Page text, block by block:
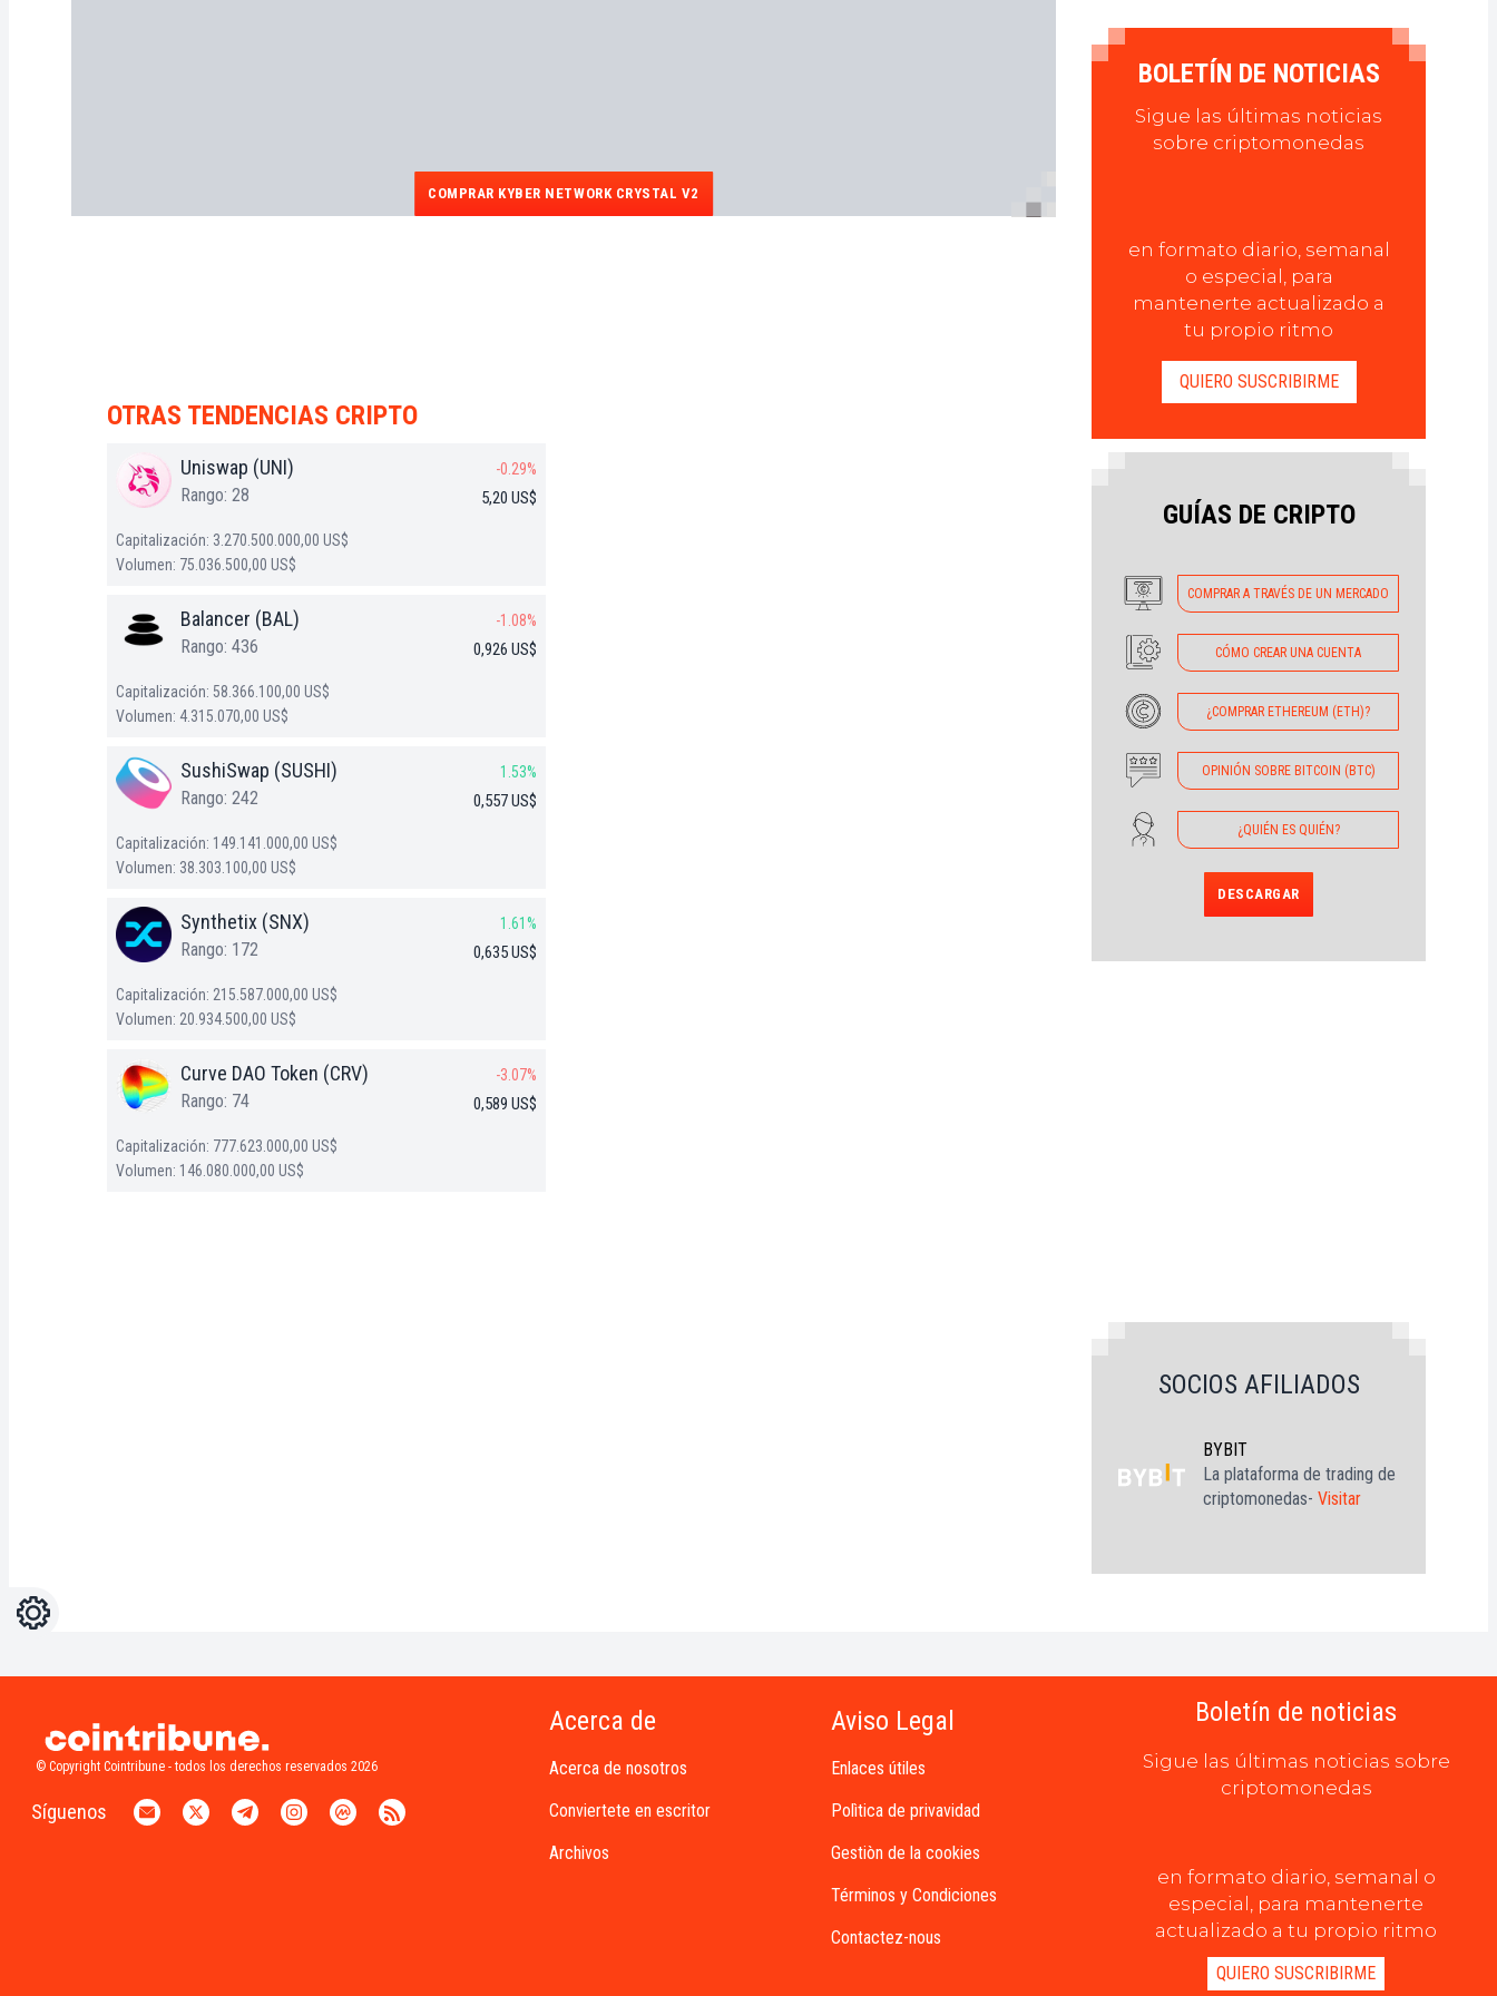
COMPRAR KYBER NETWORK CRYSTAL V2
OTRAS TENDENCIAS CRIPTO
Uniswap (UNI)
Rango: 28
-0.29%
5,20 US$
Capitalización: 3.270.500.000,00 US$
Volumen: 75.036.500,00 US$
Balancer (BAL)
Rango: 436
-1.08%
0,926 US$
Capitalización: 58.366.100,00 US$
Volumen: 4.315.070,00 US$
SushiSwap (SUSHI)
Rango: 242
1.53%
0,557 US$
Capitalización: 149.141.000,00 US$
Volumen: 38.303.100,00 US$
Synthetix (SNX)
Rango: 172
1.61%
0,635 US$
Capitalización: 215.587.000,00 US$
Volumen: 20.934.500,00 US$
Curve DAO Token (CRV)
Rango: 74
-3.07%
0,589 US$
Capitalización: 777.623.000,00 US$
Volumen: 146.080.000,00 US$
BOLETÍN DE NOTICIAS
Sigue las últimas noticias
sobre criptomonedas
en formato diario, semanal
o especial, para
mantenerte actualizado a
tu propio ritmo
QUIERO SUSCRIBIRME
GUÍAS DE CRIPTO
COMPRAR A TRAVÉS DE UN MERCADO
CÓMO CREAR UNA CUENTA
¿COMPRAR ETHEREUM (ETH)?
OPINIÓN SOBRE BITCOIN (BTC)
¿QUIÉN ES QUIÉN?
DESCARGAR
SOCIOS AFILIADOS
BYBIT
La plataforma de trading de
criptomonedas- Visitar
Ajustes
© Copyright Cointribune - todos los derechos reservados 2026
Síguenos
Acerca de
Acerca de nosotros
Conviertete en escritor
Archivos
Aviso Legal
Enlaces útiles
Polìtica de privavidad
Gestiòn de la cookies
Términos y Condiciones
Contactez-nous
Boletín de noticias
Sigue las últimas noticias sobre
criptomonedas
en formato diario, semanal o
especial, para mantenerte
actualizado a tu propio ritmo
QUIERO SUSCRIBIRME